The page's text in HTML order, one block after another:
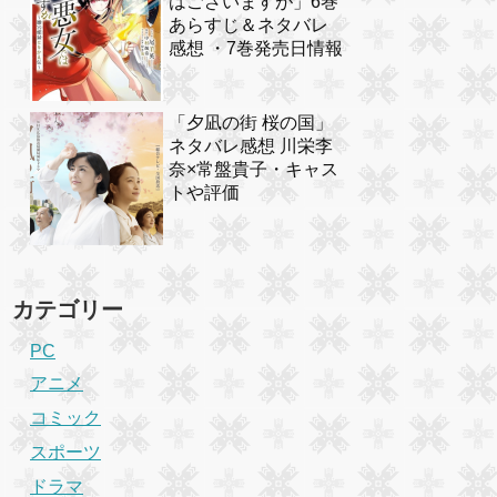
あらすじ＆ネタバレ
感想 ・7巻発売日情報
「夕凪の街 桜の国」
ネタバレ感想 川栄李
奈×常盤貴子・キャス
トや評価
カテゴリー
PC
アニメ
コミック
スポーツ
ドラマ